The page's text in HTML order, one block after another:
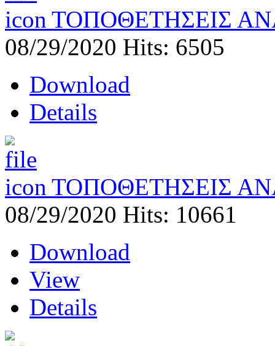
ΤΟΠΟΘΕΤΗΣΕΙΣ
08/29/2020 Hits: 6505
Download
Details
ΤΟΠΟΘΕΤΗΣΕΙΣ
08/29/2020 Hits: 10661
Download
View
Details